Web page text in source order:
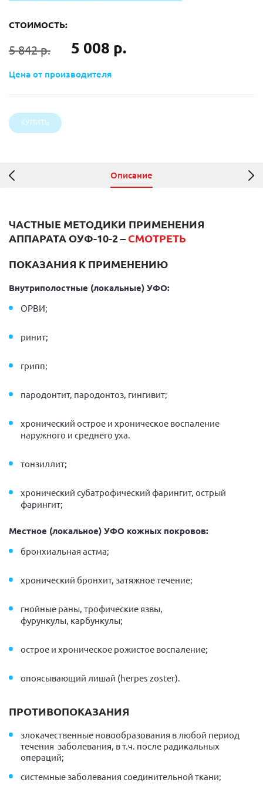
СТОИМОСТЬ:
5 842 р. 5 008 р.
Цена от производителя
Описание
ЧАСТНЫЕ МЕТОДИКИ ПРИМЕНЕНИЯ
АППАРАТА ОУФ-10-2– СМОТРЕТЬ
ПОКАЗАНИЯ К ПРИМЕНЕНИЮ
Внутриполостные (локальные) УФО:
ОРВИ;
ринит;
грипп;
пародонтит, пародонтоз, гингивит;
хронический острое и хроническое воспаление
наружного и среднего уха.
тонзиллит;
хронический субатрофический фарингит, острый
фарингит;
Местное (локальное) УФО кожных покровов:
бронхиальная астма;
хронический бронхит, затяжное течение;
гнойные раны, трофические язвы,
фурункулы, карбункулы;
острое и хроническое рожистое воспаление;
опоясывающий лишай (hегреs zostег).
ПРОТИВОПОКАЗАНИЯ
злокачественные новообразования в любой период
течения заболевания, в т.ч. после радикальных
операций;
системные заболевания соединительной ткани;